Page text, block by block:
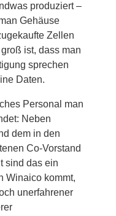
produziert –
Gehäuse
Zellen
ist, dass man
sprechen
Daten.
Personal man
Neben
dem in den
Co-Vorstand
sind das ein
Winaico kommt,
unerfahrener